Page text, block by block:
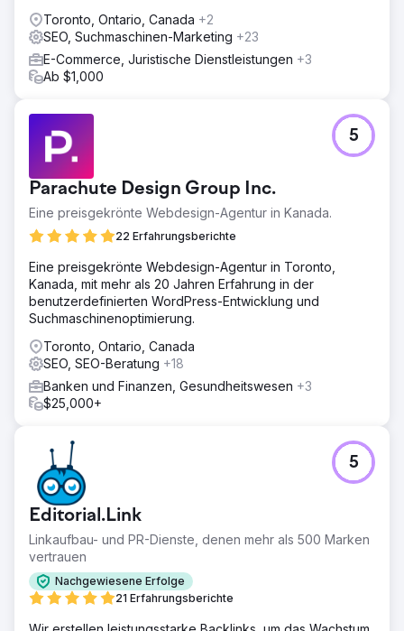
Toronto, Ontario, Canada +2
SEO, Suchmaschinen-Marketing +23
E-Commerce, Juristische Dienstleistungen +3
Ab $1,000
Parachute Design Group Inc.
Eine preisgekrönte Webdesign-Agentur in Kanada.
22 Erfahrungsberichte
5
Eine preisgekrönte Webdesign-Agentur in Toronto,
Kanada, mit mehr als 20 Jahren Erfahrung in der
benutzerdefinierten WordPress-Entwicklung und
Suchmaschinenoptimierung.
Toronto, Ontario, Canada
SEO, SEO-Beratung +18
Banken und Finanzen, Gesundheitswesen +3
$25,000+
Editorial.Link
Linkaufbau- und PR-Dienste, denen mehr als 500 Marken
vertrauen
Nachgewiesene Erfolge
21 Erfahrungsberichte
5